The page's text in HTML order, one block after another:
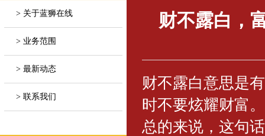
> 关于蓝狮在线
> 业务范围
> 最新动态
> 联系我们
财不露白，
财不露白意思是
时不要炫耀财富。
总的来说，这句